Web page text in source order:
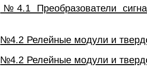
№4.1 Преобразователи
№4.2 Релейные модули и
№4.2 Релейные модули и